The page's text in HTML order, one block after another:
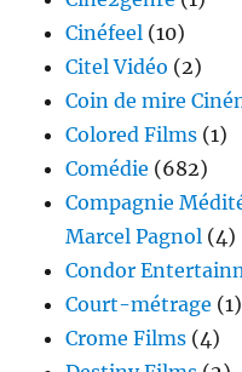
Cinéfeel (10)
Citel Vidéo (2)
Coin de mire
Colored Films (1)
Comédie (682)
Compagnie
Marcel Pagnol (4)
Condor
Court-métrage (1)
Crome Films (4)